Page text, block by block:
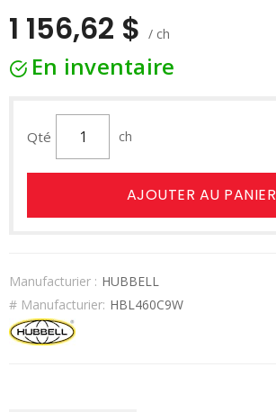
1 156,62 $ / ch
En inventaire
Qté ch
AJOUTER AU PANIER
Manufacturier : HUBBELL
# Manufacturier: HBL460C9W